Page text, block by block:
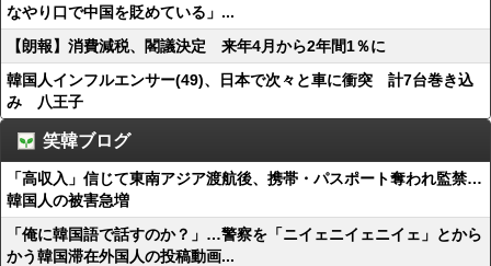
なやり口で中国を貶めている」...
【朗報】消費減税、閣議決定 来年4月から2年間1％に
韓国人インフルエンサー(49)、日本で次々と車に衝突 計7台巻き込
み 八王子
笑韓ブログ
「高収入」信じて東南アジア渡航後、携帯・パスポート奪われ監禁…
韓国人の被害急増
「俺に韓国語で話すのか？」…警察を「ニイェニイェニイェ」とから
かう韓国滞在外国人の投稿動画...